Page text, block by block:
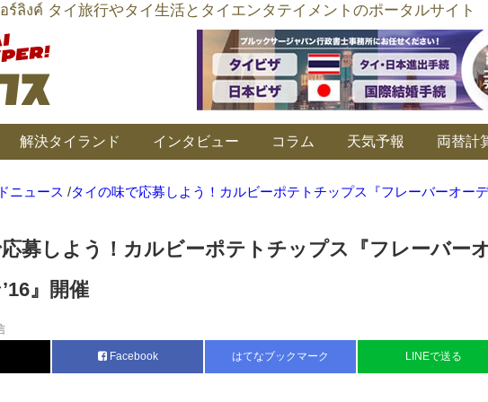
ลิงค์ タイ旅行やタイ生活とタイエンタテイメントのポータルサイト
解決タイランド インタビュー コラム 天気予報 両替計
ニュース /タイの味で応募しよう！カルビーポテトチップス『フレーバーオー
募しよう！カルビーポテトチップス『フレーバー
』開催
Facebook はてなブックマーク LINEで送る